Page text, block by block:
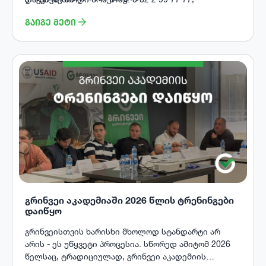
hr@gwg.ge.
ᲒᲐᲘᲒᲔ ᲛᲔᲢᲘ
გრინვეი აკადემიაში 2026 წლის ტრენინგები
დაიწყო
გრინვეისთვის ხარისხი მხოლოდ სტანდარტი არ
არის - ეს უწყვეტი პროცესია. სწორედ ამიტომ 2026
წელსაც, ტრადიციულად, გრინვეი აკადემიის